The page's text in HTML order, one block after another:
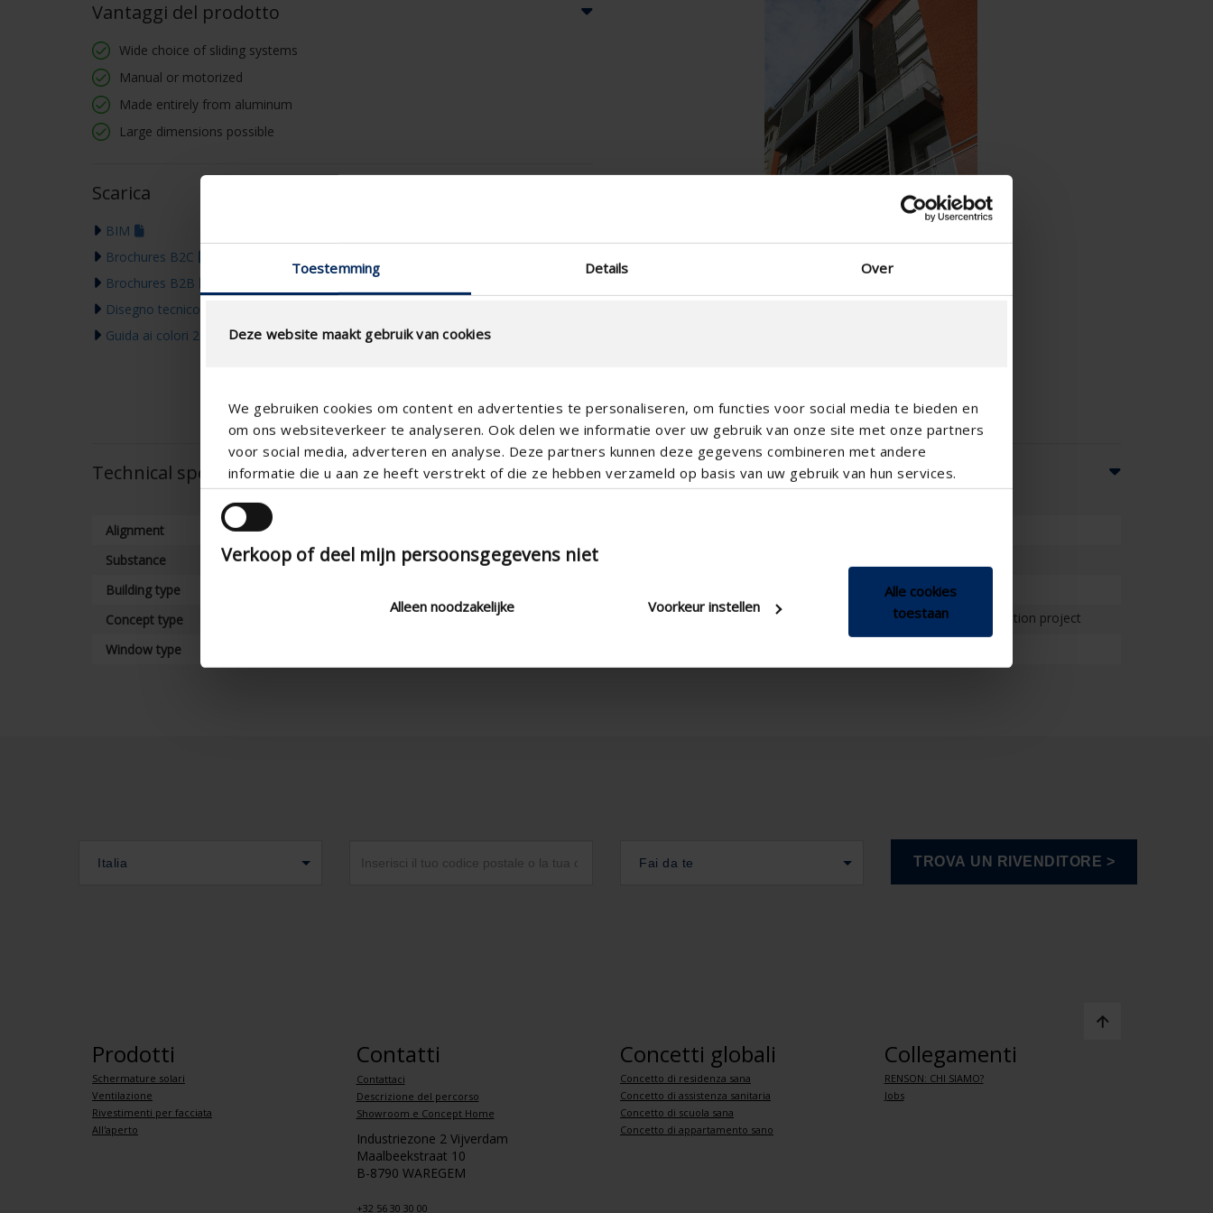
Toestemming Details Over
Deze website maakt gebruik van cookies
We gebruiken cookies om content en advertenties te personaliseren, om functies voor social media te bieden en
om ons websiteverkeer te analyseren. Ook delen we informatie over uw gebruik van onze site met onze partners
voor social media, adverteren en analyse. Deze partners kunnen deze gegevens combineren met andere
informatie die u aan ze heeft verstrekt of die ze hebben verzameld op basis van uw gebruik van hun services.
Verkoop of deel mijn persoonsgegevens niet
Alleen noodzakelijke Voorkeur instellen
Alle cookies
toestaan
Russian - Russia
Chinese - China
Vantaggi del prodotto
Wide choice of sliding systems
Manual or motorized
Made entirely from aluminum
Large dimensions possible
Scarica
BIM
Brochures B2C
Brochures B2B
Disegno tecnico
Guida ai colori 2026
Technical specifications
Alignment
Substance
Building type
Apartment , Hospital , Office , School , Veranda
Concept type
New construction/Large renovation project , Project , Small renovation project
Window type
Italia Fai da te
Prodotti
Schermature solari
Ventilazione
Rivestimenti per facciata
All'aperto
Contatti
Contattaci
Descrizione del percorso
Showroom e Concept Home
Industriezone 2 Vijverdam
Maalbeekstraat 10
B-8790 WAREGEM
+32 56 30 30 00
Concetti globali
Concetto di residenza sana
Concetto di assistenza sanitaria
Concetto di scuola sana
Concetto di appartamento sano
Collegamenti
RENSON: CHI SIAMO?
Jobs